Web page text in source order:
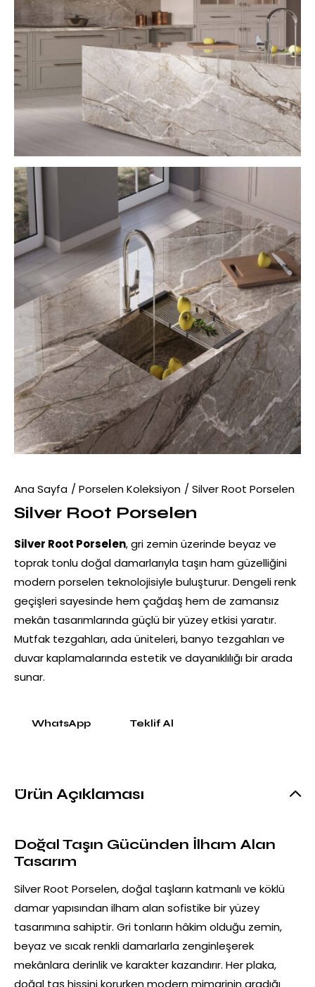
Ana Sayfa Porselen Koleksiyon Silver Root Porselen
Silver Root Porselen
Silver Root Porselen, gri zemin üzerinde beyaz ve
toprak tonlu doğal damarlarıyla taşın ham güzelliğini
modern porselen teknolojisiyle buluşturur. Dengeli renk
geçişleri sayesinde hem çağdaş hem de zamansız
mekân tasarımlarında güçlü bir yüzey etkisi yaratır.
Mutfak tezgahları, ada üniteleri, banyo tezgahları ve
duvar kaplamalarında estetik ve dayanıklılığı bir arada
sunar.
WhatsApp Teklif Al
Ürün Açıklaması
Doğal Taşın Gücünden İlham Alan
Tasarım
Silver Root Porselen, doğal taşların katmanlı ve köklü
damar yapısından ilham alan sofistike bir yüzey
tasarımına sahiptir. Gri tonların hâkim olduğu zemin,
beyaz ve sıcak renkli damarlarla zenginleşerek
mekânlara derinlik ve karakter kazandırır. Her plaka,
doğal taş hissini korurken modern mimarinin aradığı